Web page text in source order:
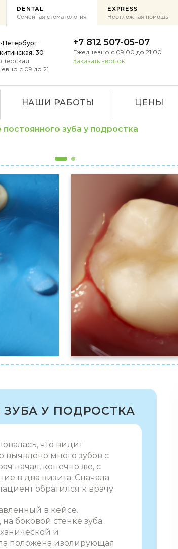
DENTAL
Семейная стоматология
EXPRESS
Неотложная помощь
Петербург
30
с 09 до 21
+7 812 507-05-07
Ежедневно с 09:00 до 21:00
Заказать звонок
НАШИ РАБОТЫ ЦЕНЫ
зуба у подростка
У ПОДРОСТКА
что видит
выявлено много зубов с
начал, конечно же, с
в два визита. Сначала
обратился к врачу.
в кейсе.
боковой стенке зуба.
и
положена изолирующая